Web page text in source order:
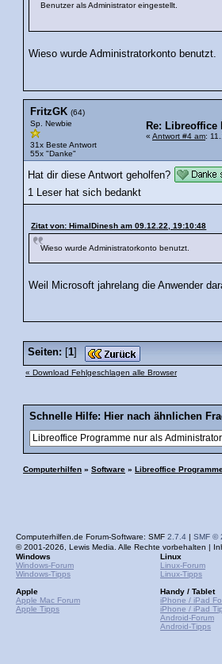
Benutzer als Administrator eingestellt.
Wieso wurde Administratorkonto benutzt.
FritzGK (64)
Sp. Newbie
31x Beste Antwort
55x "Danke"
Re:
« Antwort #4 am:
Hat dir diese Antwort geholfen?
1 Leser hat sich bedankt
Zitat von: HimalDinesh am 09.12.22, 19:10:48
Wieso wurde Administratorkonto benutzt.
Weil Microsoft jahrelang die Anwender
Seiten: [1]
« Download Fehlgeschlagen alle Browser
Schnelle Hilfe: Hier nach ähnlichen
Computerhilfen » Software » Libreoffice
Computerhilfen.de Forum-Software: SMF 2.7.4 | SMF ©
© 2001-2026, Lewis Media. Alle Rechte vorbehalten |
Windows
Windows-Forum
Windows-Tipps
Apple
Apple Mac Forum
Apple Tipps
Linux
Linux-Forum
Linux-Tipps
Handy / Tablet
iPhone / iPad
iPhone / iPad
Android-Forum
Android-Tipps